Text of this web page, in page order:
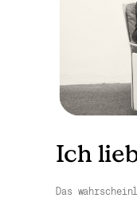
Ich
Das